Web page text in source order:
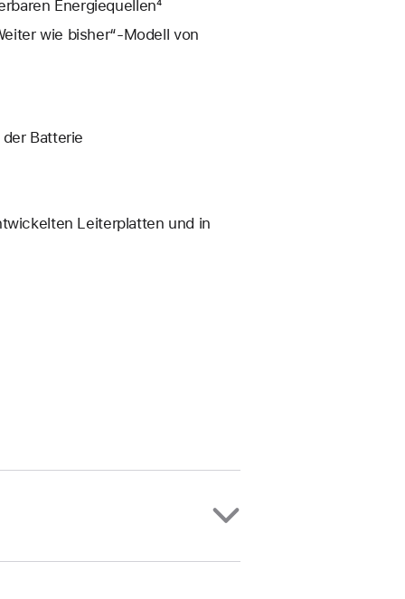
Energiequellen⁴
wie bisher“-Modell von
Batterie
Leiterplatten und in